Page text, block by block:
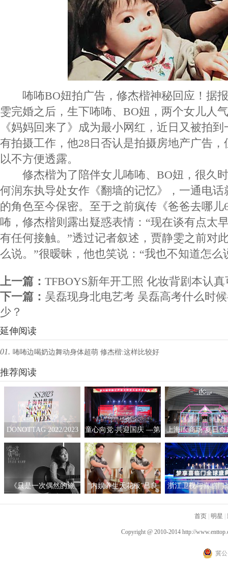
咘咘BO妞拍广告，修杰楷神秘回应！据
雯完婚之后，生下咘咘、BO妞，两个女儿人
《妈妈回来了》成为最小网红，近日又被拍
有拍摄工作，他28日否认是拍摄房地产广告
以不方便透露。
修杰楷为了陪伴女儿咘咘、BO妞，很久
何润东执导处女作《翻墙的记忆》，一通电
的角色至今保密。至于之前疯传《爸爸去哪儿
咘，修杰楷则露出疑惑表情：“现在谈有点太
有任何接触。”透过记者叙述，贾静雯之前对
么说。”很暧昧，他也笑说：“我也不知道怎么
上一篇： TFBOYS新年开工照 化妆背剧本认
下一篇： 吴磊现身北电艺考 吴磊高考什么时
少？
延伸阅读
01. 咘咘边喝奶边舞动身体超萌 修杰楷:这样比较好
喝?
推荐阅读
DONOTTAG 2022/2023
时装创意秀开启，众星
携手开启时髦新篇章
童心向党 共迎国庆 —第
六届“华韵之声”语文朗
读大会总展演在京隆重
举行
上海ifc商场 夏日奇
拟互动艺术展
《只是一次偶然的旅
“内娱养生天花板”吕良
已是极限
浙江卫视与喜临门
新营销模式
首页 明星
Copyright @ 2010-2014 http://
冀公